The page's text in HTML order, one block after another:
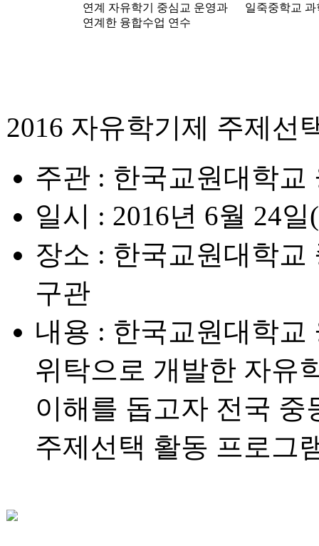
연계 자유학기 중심교 운영과
연계한 융합수업 연수
일죽중학교 과
2016 자유학기제 주제선
주관 : 한국교원대학교
일시 : 2016년 6월 24일
장소 : 한국교원대학교
구관
내용 : 한국교원대학교
위탁으로 개발한 자유
이해를 돕고자 전국
주제선택 활동 프로그